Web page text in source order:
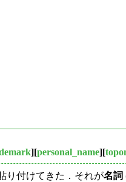
][personal_name][
り付けてきた．それが名詞